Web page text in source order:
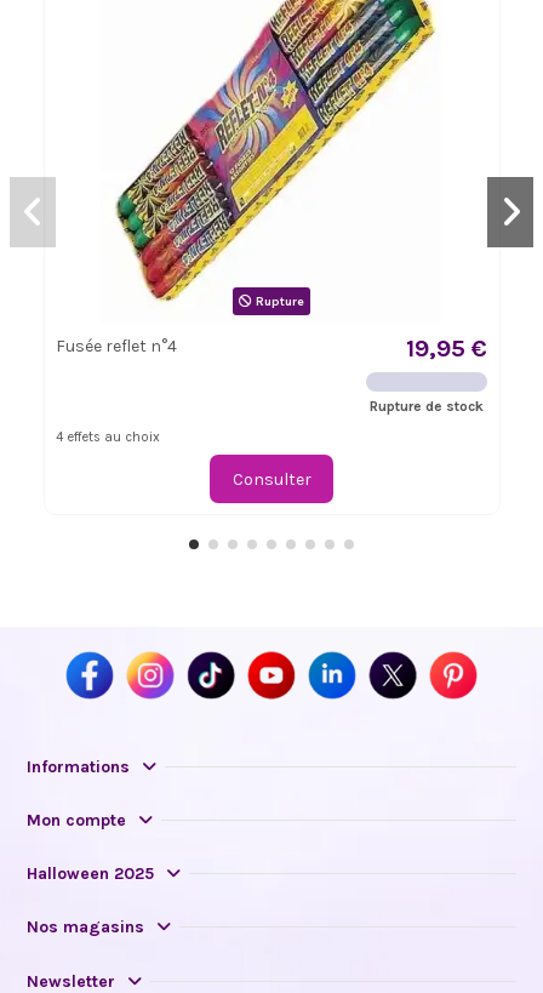
Rupture
Fusée reflet n°4 19,95 €
Rupture de stock
4 effets au choix
Consulter
Informations
Mon compte
Halloween 2025
Nos magasins
Newsletter